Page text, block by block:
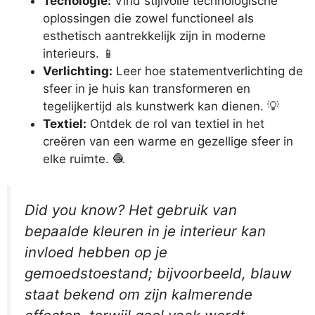
oplossingen die zowel functioneel als
esthetisch aantrekkelijk zijn in moderne
interieurs. 📱
Verlichting: Leer hoe statementverlichting de
sfeer in je huis kan transformeren en
tegelijkertijd als kunstwerk kan dienen. 💡
Textiel: Ontdek de rol van textiel in het
creëren van een warme en gezellige sfeer in
elke ruimte. 🧶
Did you know? Het gebruik van
bepaalde kleuren in je interieur kan
invloed hebben op je
gemoedstoestand; bijvoorbeeld, blauw
staat bekend om zijn kalmerende